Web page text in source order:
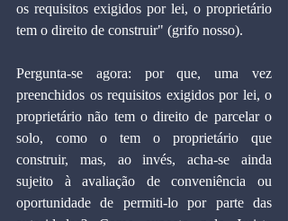
os requisitos exigidos por lei, o proprietário
tem o direito de construir" (grifo nosso).
Pergunta-se agora: por que, uma vez
preenchidos os requisitos exigidos por lei, o
proprietário não tem o direito de parcelar o
solo, como o tem o proprietário que
construir, mas, ao invés, acha-se ainda
sujeito à avaliação de conveniência ou
oportunidade de permiti-lo por parte das